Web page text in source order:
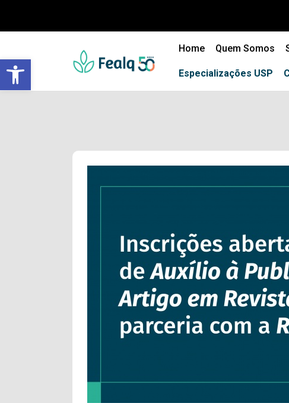
Barra de Ferramentas Aberta
Home Quem Somos
Especializações USP